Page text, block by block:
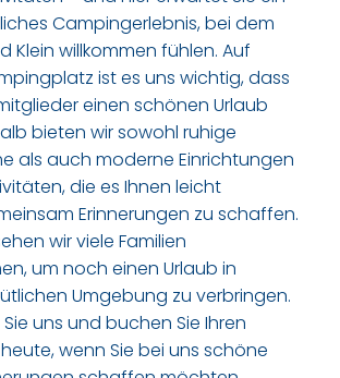
Campingerlebnis, bei dem
Klein willkommen fühlen. Auf
ist es uns wichtig, dass
einen schönen Urlaub
bieten wir sowohl ruhige
als auch moderne Einrichtungen
die es Ihnen leicht
Erinnerungen zu schaffen.
wir viele Familien
um noch einen Urlaub in
Umgebung zu verbringen.
uns und buchen Sie Ihren
wenn Sie bei uns schöne